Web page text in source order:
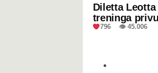
Diletta
treninga
796 👁 45.006